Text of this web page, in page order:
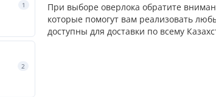
1
2
При выборе оверлока обратите
которые помогут вам реализовать
доступны для доставки по всему